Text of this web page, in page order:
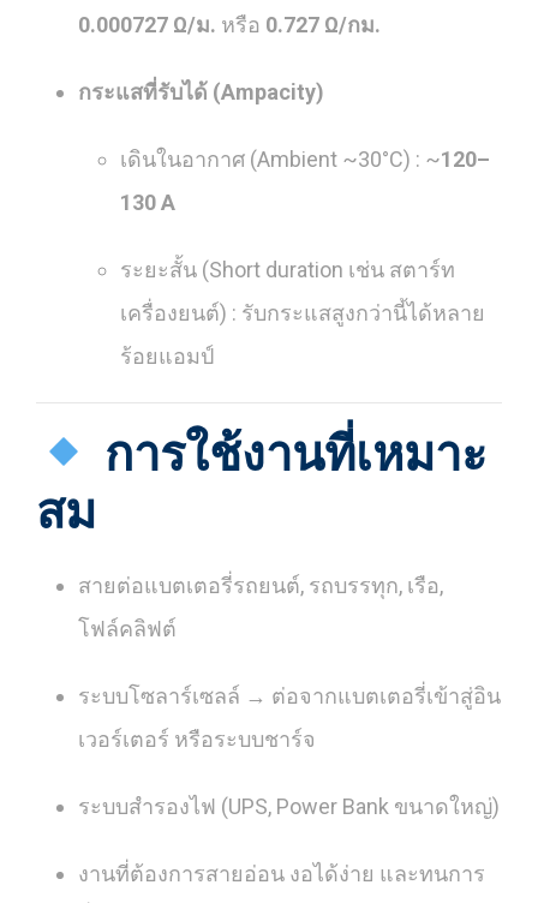
0.000727 Ω/ม. หรือ 0.727 Ω/กม.
กระแสที่รับได้ (Ampacity)
เดินในอากาศ (Ambient ~30°C) : ~120–
130 A
ระยะสั้น (Short duration เช่น สตาร์ท
เครื่องยนต์) : รับกระแสสูงกว่านี้ได้หลาย
ร้อยแอมป์
การใช้งานที่เหมาะ
สม
สายต่อแบตเตอรี่รถยนต์, รถบรรทุก, เรือ,
โฟล์คลิฟต์
ระบบโซลาร์เซลล์ → ต่อจากแบตเตอรี่เข้าสู่อิน
เวอร์เตอร์ หรือระบบชาร์จ
ระบบสำรองไฟ (UPS, Power Bank ขนาดใหญ่)
งานที่ต้องการสายอ่อน งอได้ง่าย และทนการ